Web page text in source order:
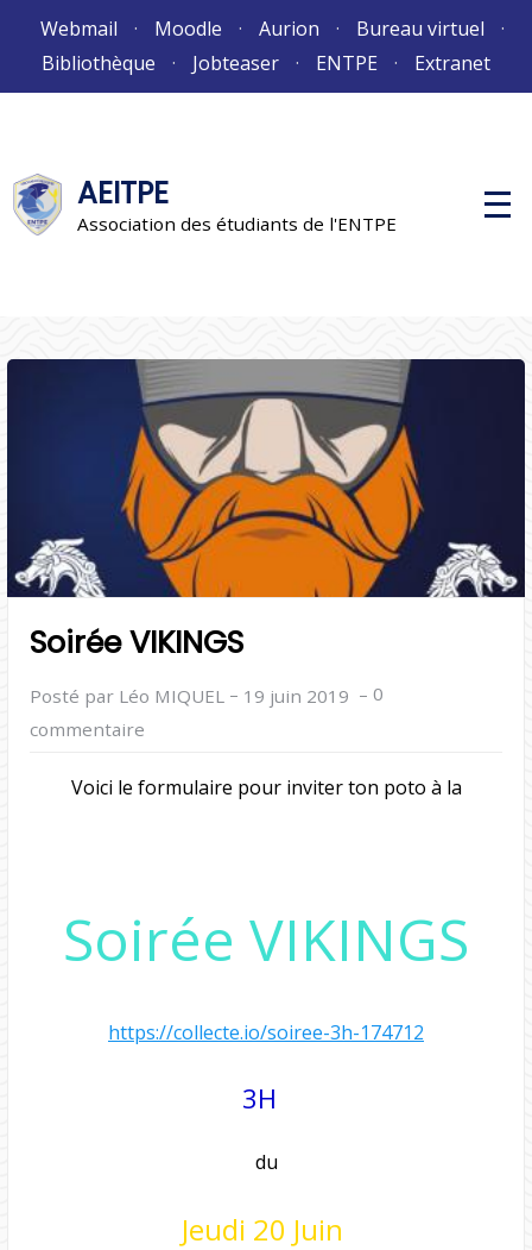
Webmail Moodle Aurion
Bureau virtuel
Bibliothèque
Jobteaser ENTPE Extranet
AEITPE
Association des étudiants de l'ENTPE
M
e
Soirée VIKINGS
Posté par Léo MIQUEL – 19 juin 2019 – 0
commentaire
Voici le formulaire pour inviter ton poto à la
Soirée VIKINGS
https://collecte.io/soiree-3h-174712
3H
du
Jeudi 20 Juin